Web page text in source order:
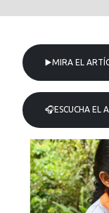
▶️MIRA EL
🎧ESCUCHA EL